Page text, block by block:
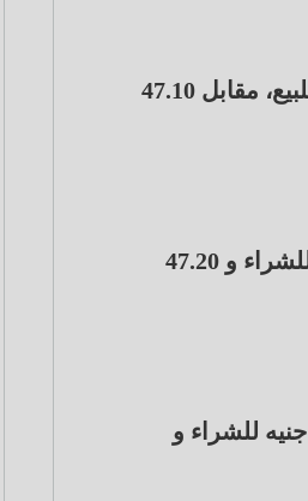
انخفض سعر الدولار 5 قروش في البنك الأهلي المصري إلى 47.05 جنيه للشراء و 47.15 جنيه للبيع، مقابل 47.10
تراجع سعر الدولار في بنك مصر إلى 47.05 جنيه للشراء و 47.15 جنيه للبيع، مقابل 47.10 جنيه للشراء و 47.20
وفي البنك التجارى الدولى CIB تراجع سعر الدولار مقابل الجنيه المصري 6 قروش إلى 47.04 جنيه للشراء و